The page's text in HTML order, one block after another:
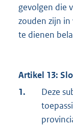
gevolgen die
zouden zijn
te dienen
Artikel 13:
1.
Deze